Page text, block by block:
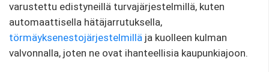
varustettu edistyneillä turvajärjestelmillä, kuten
automaattisella hätäjarrutuksella,
törmäyksenestojärjestelmillä ja kuolleen kulman
valvonnalla, joten ne ovat ihanteellisia kaupunkiajoon.